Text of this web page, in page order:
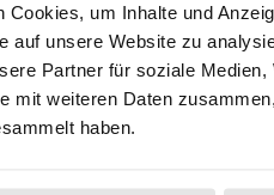
Cookies, um Inhalte und
auf unsere Website zu
Partner für soziale
mit weiteren Daten
haben.
Hinweise zu
Angaben